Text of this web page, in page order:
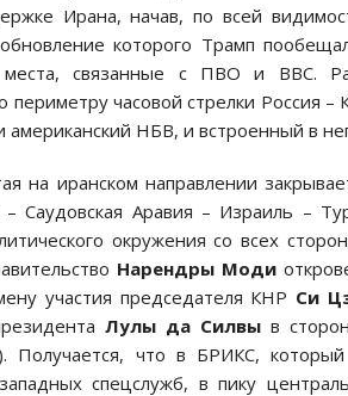
Ирана, начав, по всей
которого Трамп
связанные с ПВО и ВВС.
периметру часовой стрелки Россия
американский НБВ, и встроенный в
на иранском направлении
Саудовская Аравия – Израиль –
окружения со всех
Нарендры Моди
участия председателя КНР Си
Лулы да Силвы в
Получается, что в БРИКС,
спецслужб, в пику